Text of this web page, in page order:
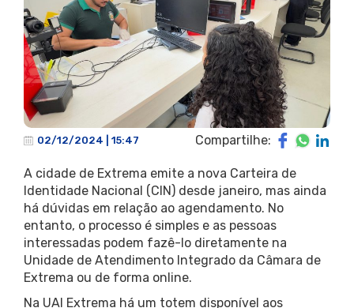
02/12/2024 | 15:47 Compartilhe:
A cidade de Extrema emite a nova Carteira de
Identidade Nacional (CIN) desde janeiro, mas ainda
há dúvidas em relação ao agendamento. No
entanto, o processo é simples e as pessoas
interessadas podem fazê-lo diretamente na
Unidade de Atendimento Integrado da Câmara de
Extrema ou de forma online.
Na UAI Extrema há um totem disponível aos